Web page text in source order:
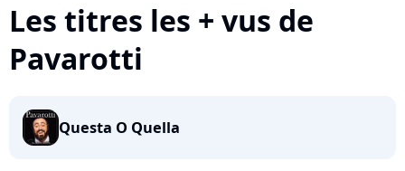
Les titres les + vus de
Pavarotti
Questa O Quella